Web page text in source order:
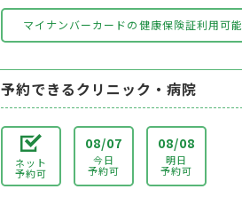
マイナンバーカードの健康保険証利用可能
予約できるクリニック・病院
ネット
予約可
08/07
今日
予約可
08/08
明日
予約可